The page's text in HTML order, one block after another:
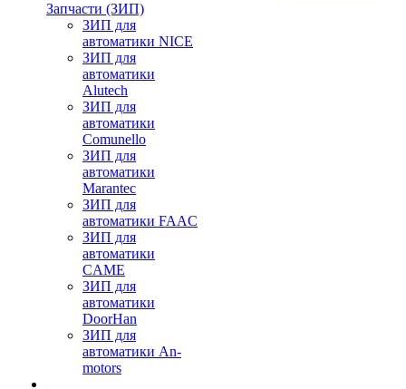
Запчасти (ЗИП)
ЗИП для
автоматики NICE
ЗИП для
автоматики
Alutech
ЗИП для
автоматики
Comunello
ЗИП для
автоматики
Marantec
ЗИП для
автоматики FAAC
ЗИП для
автоматики
CAME
ЗИП для
автоматики
DoorHan
ЗИП для
автоматики An-
motors